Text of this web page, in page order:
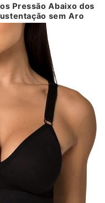
Pressão Abaixo dos
sem Aro